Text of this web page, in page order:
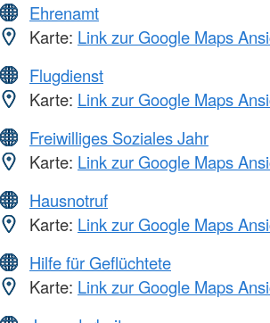
Ehrenamt
Karte: Link zur Google Maps
Flugdienst
Karte: Link zur Google Maps
Freiwilliges Soziales Jahr
Karte: Link zur Google Maps
Hausnotruf
Karte: Link zur Google Maps
Hilfe für Geflüchtete
Karte: Link zur Google Maps